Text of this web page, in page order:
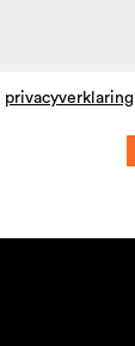
privacyverklaring